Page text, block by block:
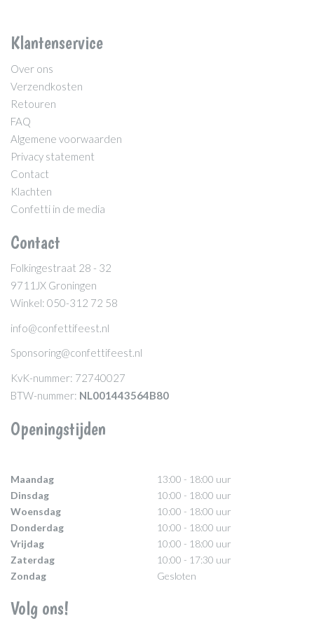
Klantenservice
Over ons
Verzendkosten
Retouren
FAQ
Algemene voorwaarden
Privacy statement
Contact
Klachten
Confetti in de media
Contact
Folkingestraat 28 - 32
9711JX Groningen
Winkel: 050-312 72 58
info@confettifeest.nl
Sponsoring@confettifeest.nl
KvK-nummer: 72740027
BTW-nummer: NL001443564B80
Openingstijden
Maandag
13:00 - 18:00 uur
Dinsdag
10:00 - 18:00 uur
Woensdag
10:00 - 18:00 uur
Donderdag
10:00 - 18:00 uur
Vrijdag
10:00 - 18:00 uur
Zaterdag
10:00 - 17:30 uur
Zondag
Gesloten
Volg ons!